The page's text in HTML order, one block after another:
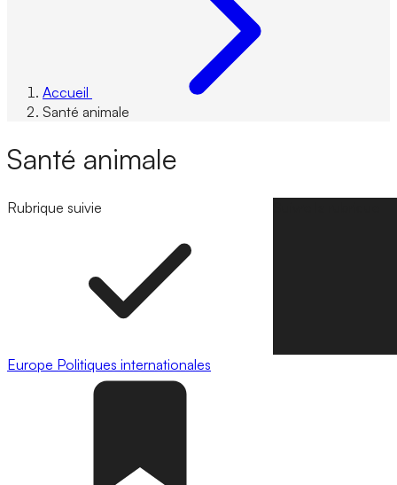
Accueil
Santé animale
Santé animale
Rubrique suivie
Europe Politiques internationales